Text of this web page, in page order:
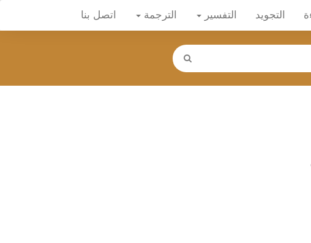
التجويد التفسير الترجمة اتصل بنا